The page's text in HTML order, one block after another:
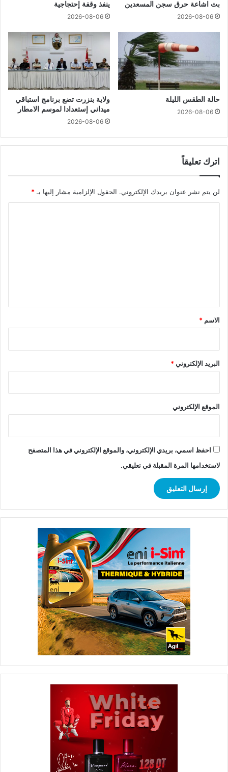
بث اشاعة حرق سجن المسعدين
2026-08-06
ينفذ وقفة إحتجاجية
2026-08-06
حالة الطقس الليلة
2026-08-06
ولاية بنزرت تضع برنامج استباقي
ميداني إستعدادا لموسم الامطار
2026-08-06
اترك تعليقاً
لن يتم نشر عنوان بريدك الإلكتروني. الحقول الإلزامية مشار إليها بـ *
*
الاسم *
البريد الإلكتروني*
الموقع الإلكتروني
احفظ اسمي، بريدي الإلكتروني، والموقع الإلكتروني في هذا المتصفح
لاستخدامها المرة المقبلة في تعليقي.